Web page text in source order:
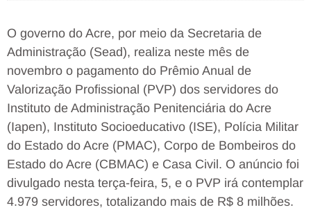
O governo do Acre, por meio da Secretaria de
Administração (Sead), realiza neste mês de
novembro o pagamento do Prêmio Anual de
Valorização Profissional (PVP) dos servidores do
Instituto de Administração Penitenciária do Acre
(Iapen), Instituto Socioeducativo (ISE), Polícia Militar
do Estado do Acre (PMAC), Corpo de Bombeiros do
Estado do Acre (CBMAC) e Casa Civil. O anúncio foi
divulgado nesta terça-feira, 5, e o PVP irá contemplar
4.979 servidores, totalizando mais de R$ 8 milhões.